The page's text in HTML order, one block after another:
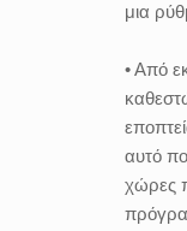
μια
• Από
αυτό
χώρες